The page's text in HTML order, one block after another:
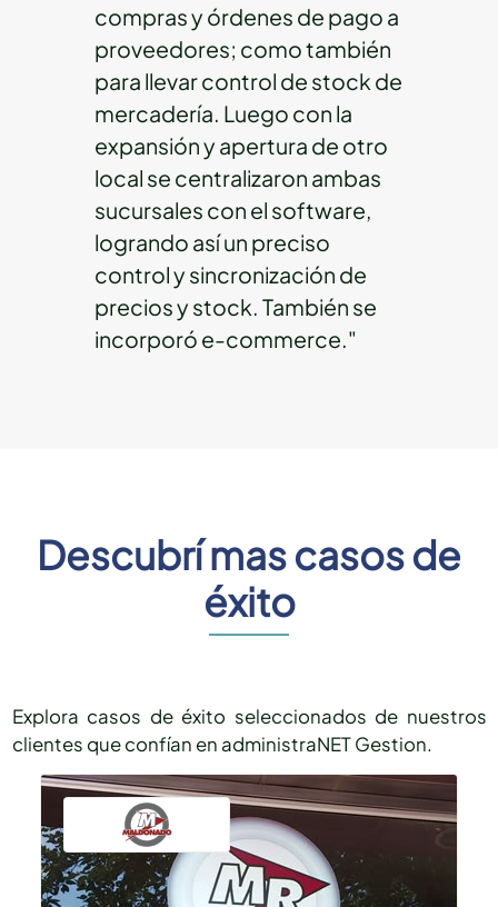
compras y órdenes de pago a
proveedores; como también
para llevar control de stock de
mercadería. Luego con la
expansión y apertura de otro
local se centralizaron ambas
sucursales con el software,
logrando así un preciso
control y sincronización de
precios y stock. También se
incorporó e-commerce."
Descubrí mas casos de
éxito
Explora casos de éxito seleccionados de nuestros
clientes que confían en administraNET Gestion.